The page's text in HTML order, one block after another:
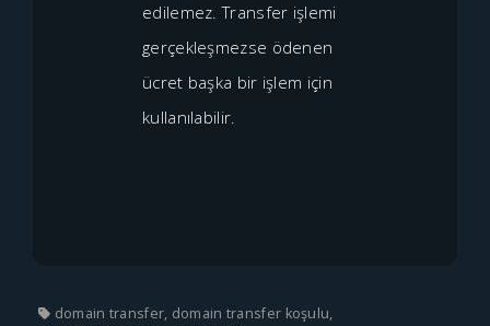
edilemez. Transfer işlemi
gerçekleşmezse ödenen
ücret başka bir işlem için
kullanılabilir.
domain transfer, domain transfer koşulu,